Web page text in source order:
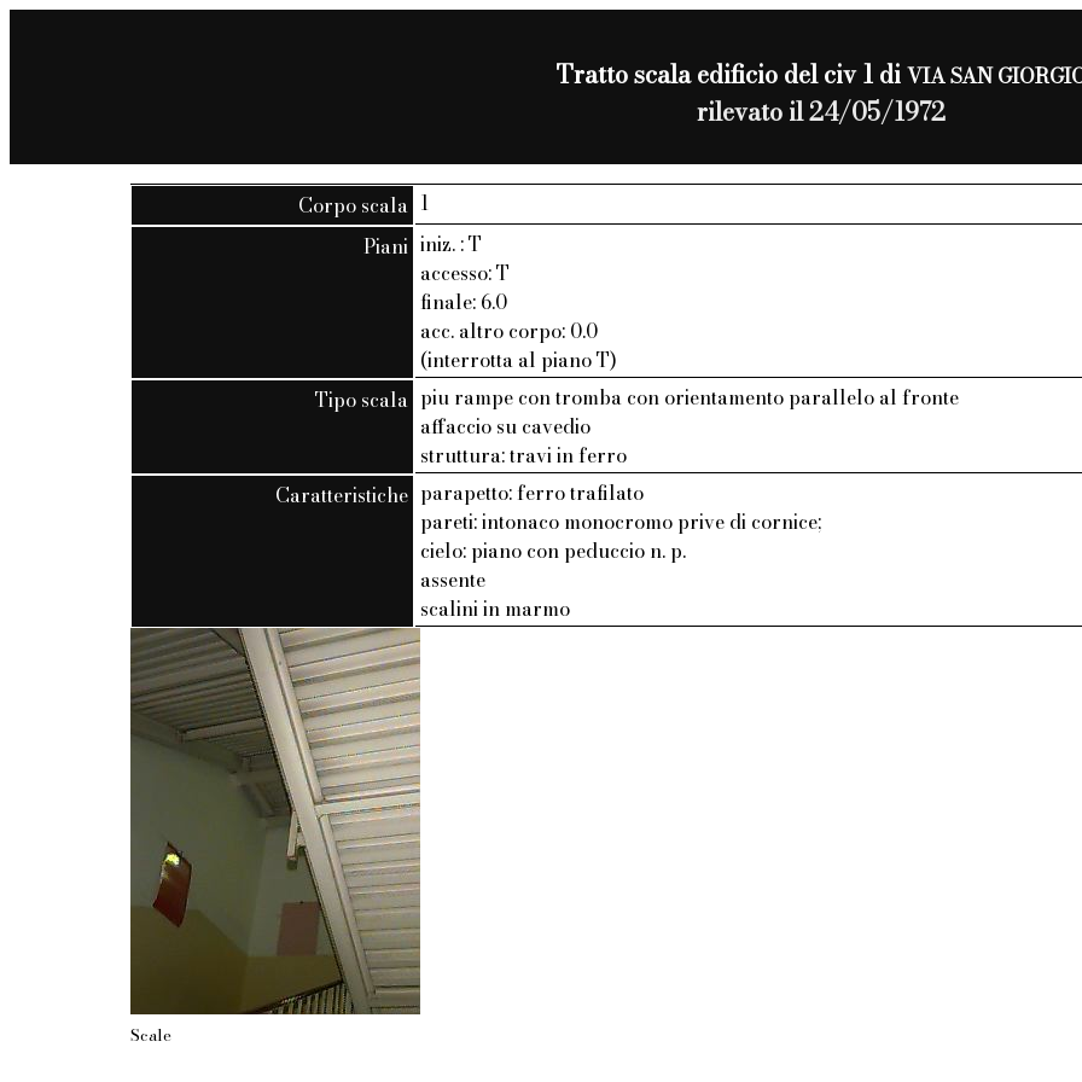
Tratto scala edificio del civ 1 diVIA SAN
rilevato il 24/05/1972
Corpo scala 1
Piani iniz. : T
accesso: T
finale: 6.0
acc. altro corpo: 0.0
(interrotta al piano T)
Tipo scala piu rampe con tromba con orientamento parallelo al fronte
affaccio su cavedio
struttura: travi in ferro
Caratteristiche parapetto: ferro trafilato
pareti: intonaco monocromo prive di cornice;
cielo: piano con peduccio n. p.
assente
scalini in marmo
Scale